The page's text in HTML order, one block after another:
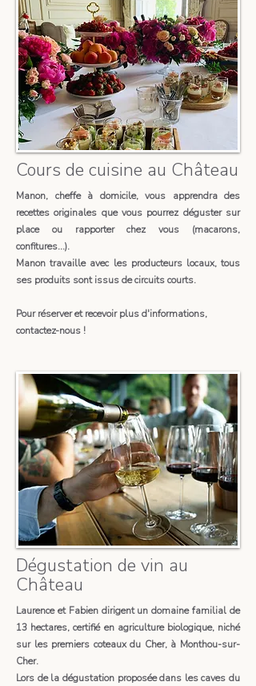
Cours de cuisine au Château
Manon, cheffe à domicile, vous apprendra des
recettes originales que vous pourrez déguster sur
place ou rapporter chez vous (macarons,
confitures...).
Manon travaille avec les producteurs locaux, tous
ses produits sont issus de circuits courts.
​​Pour réserver et recevoir plus d'informations,
contactez-nous ! ​​
Dégustation de vin au
Château
Laurence et Fabien dirigent un domaine familial de
13 hectares, certifié en agriculture biologique, niché
sur les premiers coteaux du Cher, à Monthou-sur-
Cher.
Lors de la dégustation proposée dans les caves du